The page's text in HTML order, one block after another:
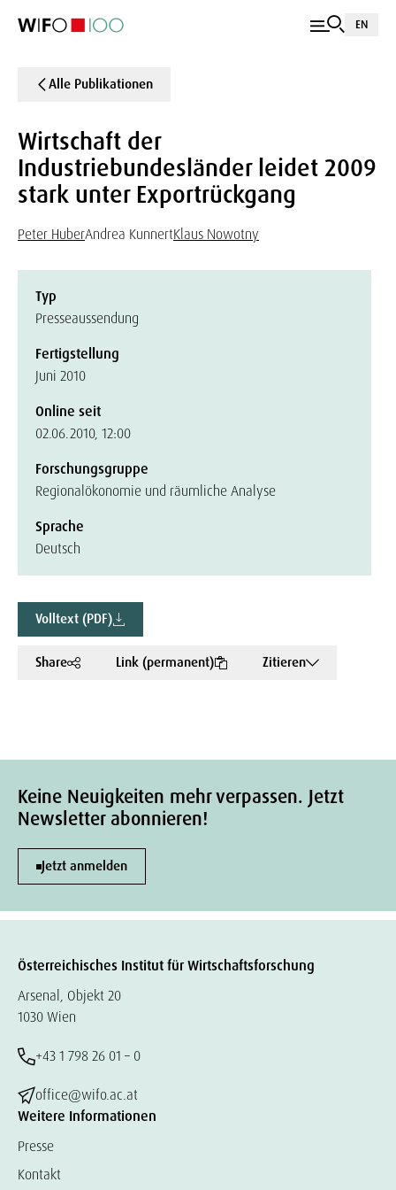
EN
Alle Publikationen
Wirtschaft der
Industriebundesländer leidet 2009
stark unter Exportrückgang
Peter HuberAndrea KunnertKlaus Nowotny
Typ
Presseaussendung
Fertigstellung
Juni 2010
Online seit
02.06.2010, 12:00
Forschungsgruppe
Regionalökonomie und räumliche Analyse
Sprache
Deutsch
Volltext (PDF)
Share Link (permanent) Zitieren
Keine Neuigkeiten mehr verpassen. Jetzt
Newsletter abonnieren!
Jetzt anmelden
Österreichisches Institut für Wirtschaftsforschung
Arsenal, Objekt 20
1030 Wien
+43 1 798 26 01 – 0
office@wifo.ac.at
Weitere Informationen
Presse
Kontakt